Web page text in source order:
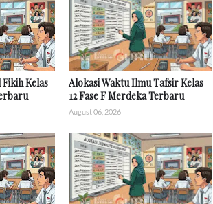
Kelas
Alokasi Waktu Ilmu Tafsir Kelas
12 Fase F Merdeka Terbaru
August 06, 2026